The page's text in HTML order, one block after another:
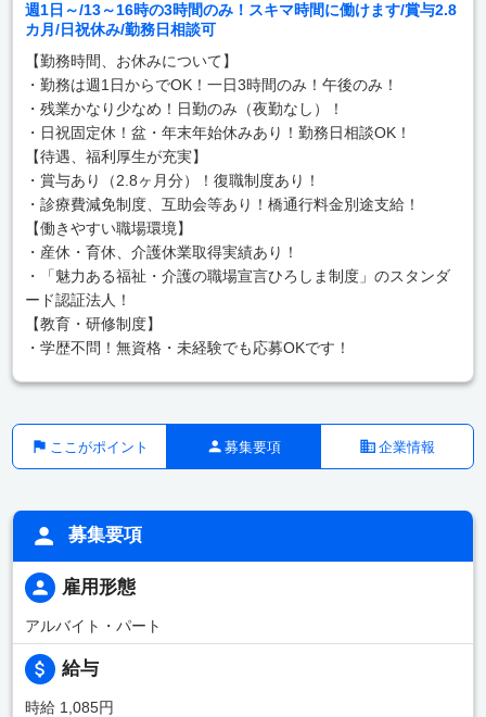
週1日～/13～16時の3時間のみ！スキマ時間に働けます/賞与2.8
カ月/日祝休み/勤務日相談可
【勤務時間、お休みについて】
・勤務は週1日からでOK！一日3時間のみ！午後のみ！
・残業かなり少なめ！日勤のみ（夜勤なし）！
・日祝固定休！盆・年末年始休みあり！勤務日相談OK！
【待遇、福利厚生が充実】
・賞与あり（2.8ヶ月分）！復職制度あり！
・診療費減免制度、互助会等あり！橋通行料金別途支給！
【働きやすい職場環境】
・産休・育休、介護休業取得実績あり！
・「魅力ある福祉・介護の職場宣言ひろしま制度」のスタンダ
ード認証法人！
【教育・研修制度】
・学歴不問！無資格・未経験でも応募OKです！
ここがポイント 募集要項 企業情報
募集要項
雇用形態
アルバイト・パート
給与
時給 1,085円